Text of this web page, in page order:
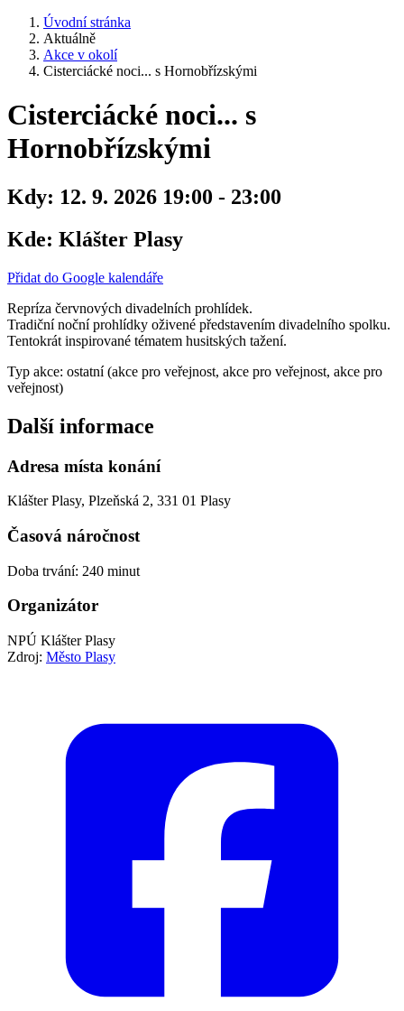
Úvodní stránka
Aktuálně
Akce v okolí
Cisterciácké noci... s Hornobřízskými
Cisterciácké noci... s
Hornobřízskými
Kdy: 12. 9. 2026 19:00 - 23:00
Kde: Klášter Plasy
Přidat do Google kalendáře
Repríza červnových divadelních prohlídek.
Tradiční noční prohlídky oživené představením divadelního spolku.
Tentokrát inspirované tématem husitských tažení.
Typ akce: ostatní (akce pro veřejnost, akce pro veřejnost, akce pro
veřejnost)
Další informace
Adresa místa konání
Klášter Plasy, Plzeňská 2, 331 01 Plasy
Časová náročnost
Doba trvání: 240 minut
Organizátor
NPÚ Klášter Plasy
Zdroj: Město Plasy